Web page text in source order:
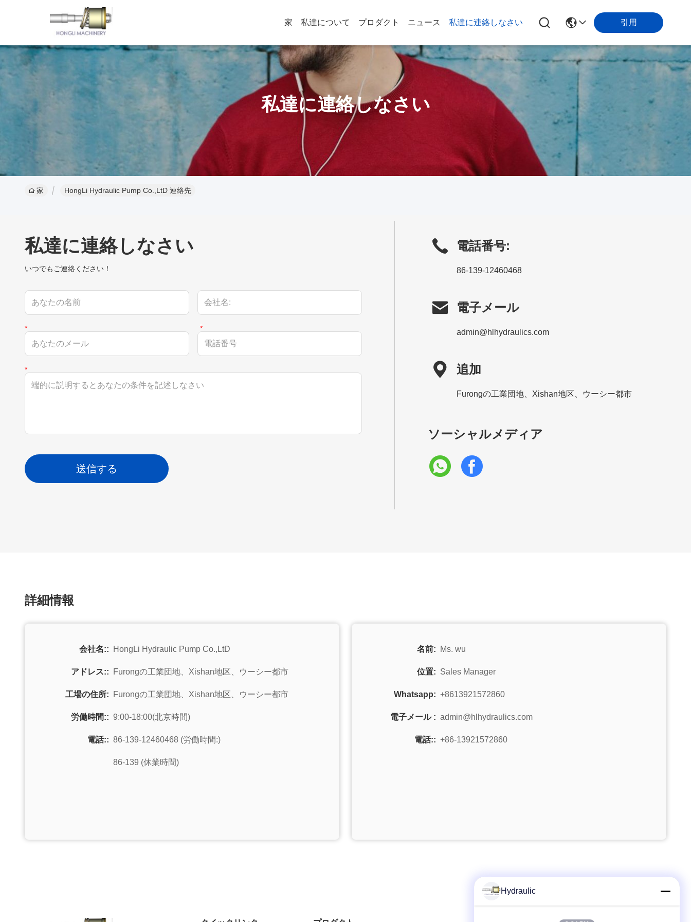
家 私達について プロダクト ニュース 私達に連絡しなさい 引用
私達に連絡しなさい
家 HongLi Hydraulic Pump Co.,LtD 連絡先
私達に連絡しなさい
いつでもご連絡ください！
送信する
電話番号:
86-139-12460468
 電子メール
admin@hlhydraulics.com
 追加
Furongの工業団地、Xishan地区、ウーシー都市
ソーシャルメディア
詳細情報
会社名:: HongLi Hydraulic Pump Co.,LtD
アドレス:: Furongの工業団地、Xishan地区、ウーシー都市
工場の住所: Furongの工業団地、Xishan地区、ウーシー都市
労働時間:: 9:00-18:00(北京時間)
電話:: 86-139-12460468 (労働時間:)
86-139 (休業時間)
名前: Ms. wu
位置: Sales Manager
Whatsapp: +8613921572860
電子メール : admin@hlhydraulics.com
電話:: +86-13921572860
Hydraulic